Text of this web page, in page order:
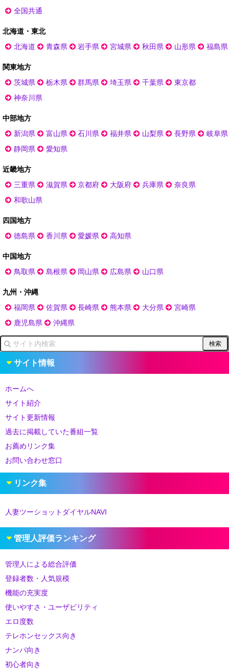
全国共通
北海道・東北
北海道
青森県 岩手県 宮城県 秋田県 山形県 福島県
関東地方
茨城県
栃木県 群馬県 埼玉県 千葉県
東京都
神奈川県
中部地方
新潟県
富山県 石川県 福井県 山梨県 長野県
岐阜県
静岡県
愛知県
近畿地方
三重県
滋賀県 京都府 大阪府 兵庫県
奈良県
和歌山県
四国地方
徳島県
香川県 愛媛県 高知県
中国地方
鳥取県
島根県 岡山県 広島県 山口県
九州・沖縄
福岡県
佐賀県 長崎県 熊本県 大分県
宮崎県
鹿児島県
沖縄県
サイト情報
ホームへ
サイト紹介
サイト更新情報
過去に掲載していた番組一覧
お薦めリンク集
お問い合わせ窓口
リンク集
人妻ツーショットダイヤルNAVI
管理人評価ランキング
管理人による総合評価
登録者数・人気規模
機能の充実度
使いやすさ・ユーザビリティ
エロ度数
テレホンセックス向き
ナンパ向き
初心者向き